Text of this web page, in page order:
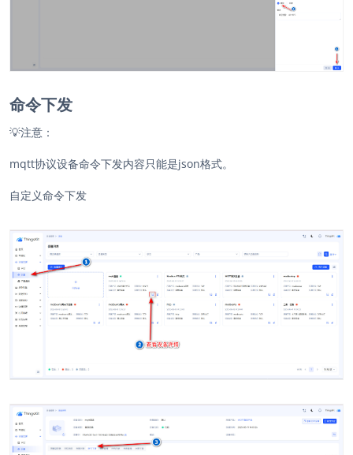
命令下发
💡注意：
mqtt协议设备命令下发内容只能是json格式。
自定义命令下发